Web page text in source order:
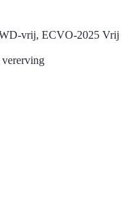
vrij, ECVO-2025 Vrij